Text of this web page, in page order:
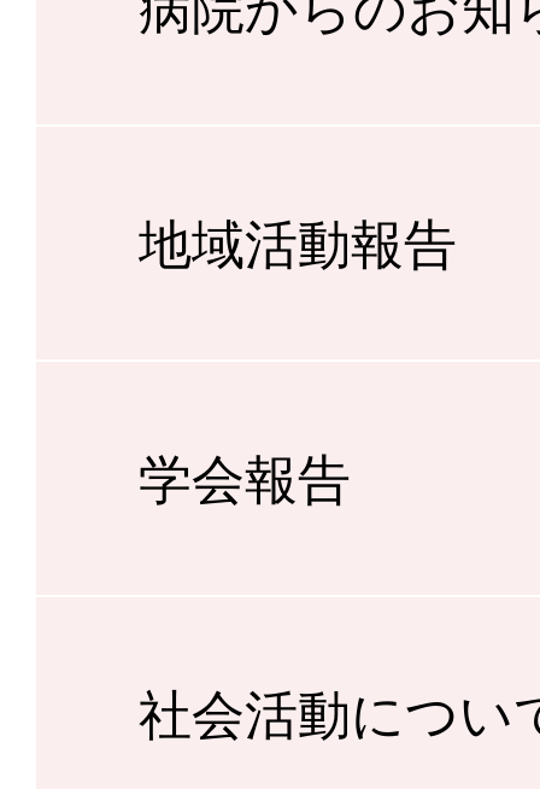
地域活動報告
学会報告
社会活動につい